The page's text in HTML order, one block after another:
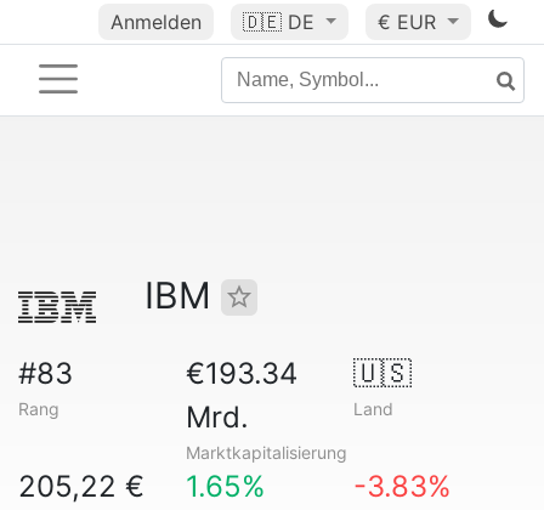
Anmelden 🇩🇪 DE € EUR
IBM
#83
Rang
€193.34
Mrd.
Marktkapitalisierung
🇺🇸
Land
205,22 € 1.65% -3.83%